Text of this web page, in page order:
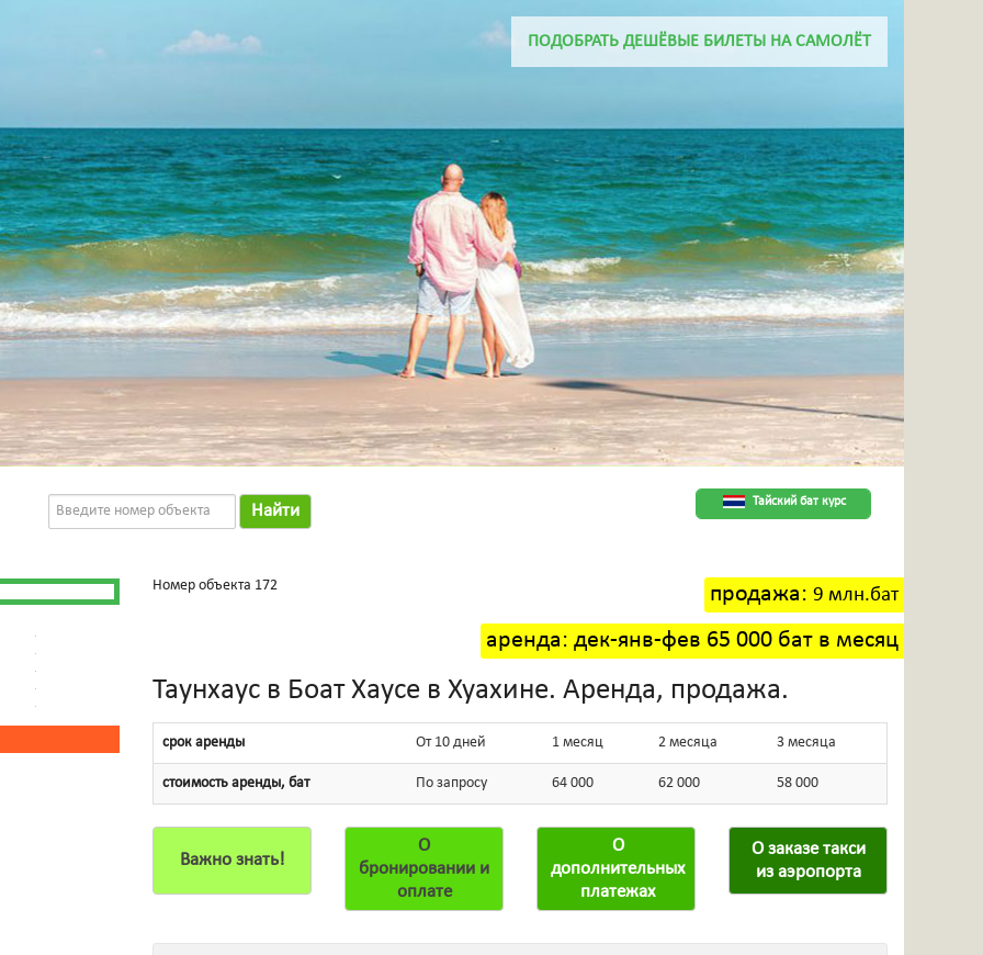
+7 918 656 46 06
ПОДОБРАТЬ ДЕШЁВЫЕ БИЛЕТЫ НА САМОЛЁТ
Найти Тайский бат курс
Номер объекта 172 продажа: 9 млн.бат
аренда: дек-янв-фев 65 000 бат в месяц
Таунхаус в Боат Хаусе в Хуахине. Аренда, продажа.
срок аренды От 10 дней 1 месяц 2 месяца 3 месяца
стоимость аренды, бат По запросу 64 000 62 000 58 000
Важно знать!
О
бронировании и
оплате
О
дополнительных
платежах
О заказе такси
из аэропорта